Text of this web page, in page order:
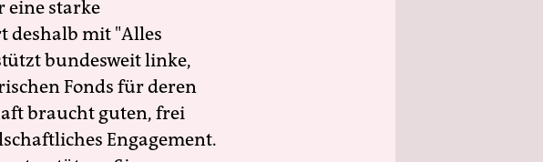
eine starke
deshalb mit "Alles
bundesweit linke,
Fonds für deren
braucht guten, frei
Engagement.